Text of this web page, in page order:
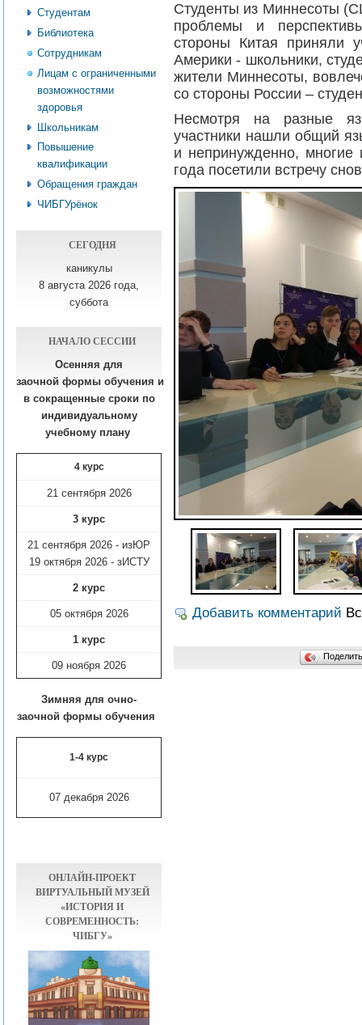
Студентам
Библиотека
Сотрудникам
Лицам с ограниченными
возможностями
здоровья
Школьникам
Повышение
квалификации
Обращения граждан
ЧИБГУрёнок
СЕГОДНЯ
каникулы
8 августа 2026 года,
суббота
НАЧАЛО СЕССИИ
Осенняя для
заочной формы обучения и
в сокращенные сроки по
индивидуальному
учебному плану​
4 курс
21 сентября 2026
3 курс
21 сентября 2026 - изЮР
19 октября 2026 - зИСТУ
2 курс
05 октября 2026
1 курс
09 ноября 2026
Зимняя для очно-
заочной формы обучения
1-4 курс
07 декабря 2026
ОНЛАЙН-ПРОЕКТ
ВИРТУАЛЬНЫЙ МУЗЕЙ
«ИСТОРИЯ И
СОВРЕМЕННОСТЬ:
ЧИБГУ»
Студенты из Миннесоты
проблемы и
стороны Китая приняли
Америки - школьники,
жители Миннесоты,
со стороны России –
Несмотря на разные
участники нашли общий
и непринужденно, многие
года посетили встречу
Добавить комментарий